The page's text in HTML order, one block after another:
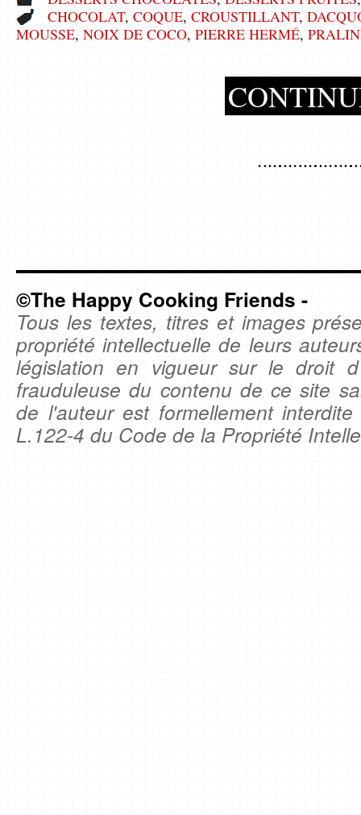
CHOCOLAT, COQUE, CROUSTILLANT,
MOUSSE, NOIX DE COCO, PIERRE HERMÉ,
©The Happy Cooking Friends -
Tous les textes, titres et images
propriété intellectuelle de leurs
législation en vigueur sur le droit
frauduleuse du contenu de ce site
de l'auteur est formellement
L.122-4 du Code de la Propriété